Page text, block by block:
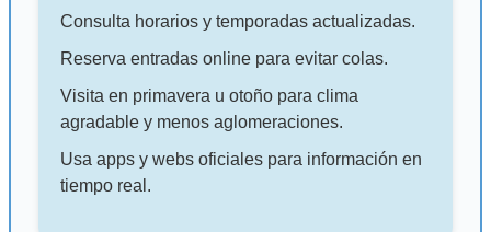
Consulta horarios y temporadas actualizadas.
Reserva entradas online para evitar colas.
Visita en primavera u otoño para clima
agradable y menos aglomeraciones.
Usa apps y webs oficiales para información en
tiempo real.